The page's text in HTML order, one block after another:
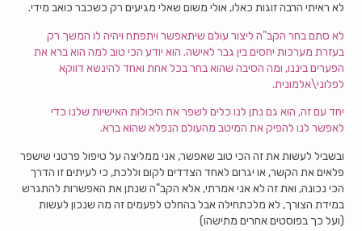
לא ראיתי הרבה זוגות כאלו, אולי משום שאלי מגיעים רק כשכבר כואב מידי.
לא סתם בחר הקב"ה ליצור עולם שיתאפשר ויתפתח ויהיה לו המשך רק
בעזרת מערכות יחסים בין גבר לאישה. הוא יודע הכי טוב למה הוא ברא את
הפערים ביננו, ומה הסיבה שהוא בחר בכל אחת ואחד להינשא דווקא
לפלוני\אלמונית.
יחד עם זה, הוא גם נתן לנו כלים לשפר את היכולות האישיות שלנו כדי
לאפשר לנו להפיק את המיטב מהעולם הנפלא שהוא ברא.
ובשביל לעשות את זה הכי טוב שאפשר, אני ממליצה על טיפול פרטני שישפר
פלאים את הקשר, או יגרום לאחד הצדדים לקום וללכת, כי לעיתים זו הדרך
הכי נכונה, ואת זה לא אני אמרתי, אלא הקב"ה שנתן את האפשרות להתגרש
במידת הצורך, לא מלכתחילה אבל בהחלט לפעמים זה מה שנכון לעשות
(ועל כך בפוסטים אחרים מתישהו)